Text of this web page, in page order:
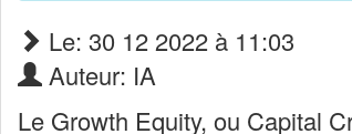
Le: 30 12 2022 à 11:03
Auteur: IA
Le Growth Equity, ou Capital